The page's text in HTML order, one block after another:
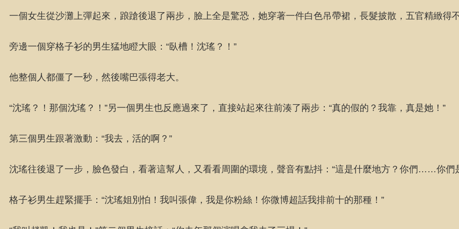
一個女生從沙灘上彈起來，踉蹌後退了兩步，臉上全是驚恐，她穿著一件白色吊帶裙，長髮披散，五官精緻得不
旁邊一個穿格子衫的男生猛地瞪大眼：“臥槽！沈瑤？！”
他整個人都僵了一秒，然後嘴巴張得老大。
“沈瑤？！那個沈瑤？！”另一個男生也反應過來了，直接站起來往前湊了兩步：“真的假的？我靠，真是她！”
第三個男生跟著激動：“我去，活的啊？”
沈瑤往後退了一步，臉色發白，看著這幫人，又看看周圍的環境，聲音有點抖：“這是什麼地方？你們……你們
格子衫男生趕緊擺手：“沈瑤姐別怕！我叫張偉，我是你粉絲！你微博超話我排前十的那種！”